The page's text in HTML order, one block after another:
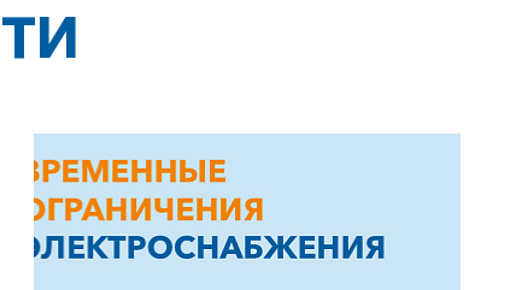
+7-800-700-24-57
Частным клиентам
Корпоративным клиентам